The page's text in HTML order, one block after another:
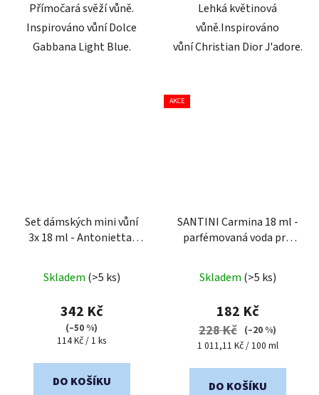
Přímočará svěží vůně.
Inspirováno vůní Dolce
Gabbana Light Blue.
Lehká květinová
vůně.Inspirováno
vůní Christian Dior J'adore.
Set dámských mini vůní
3x 18 ml - Antonietta,
Skladem (>5 ks)
342 Kč
(–50 %)
Měrná
114 Kč / 1 ks
DO KOŠÍKU
AKCE
SANTINI Carmina 18 ml -
parfémovaná voda pro
balení
hodnocení
produktu
je
5,0
5
Skladem (>5 ks)
182 Kč
228 Kč (–20 %)
Měrná
1 011,11 Kč / 100 ml
DO KOŠÍKU